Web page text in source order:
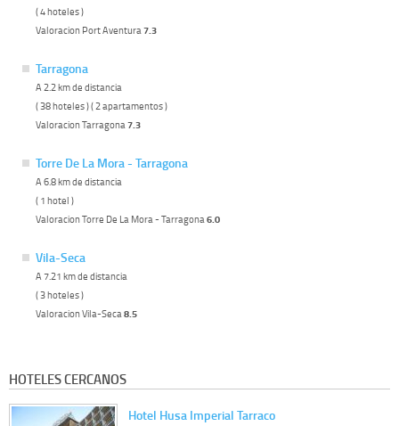
( 4 hoteles )
Valoracion Port Aventura 7.3
Tarragona
A 2.2 km de distancia
( 38 hoteles ) ( 2 apartamentos )
Valoracion Tarragona 7.3
Torre De La Mora - Tarragona
A 6.8 km de distancia
( 1 hotel )
Valoracion Torre De La Mora - Tarragona 6.0
Vila-Seca
A 7.21 km de distancia
( 3 hoteles )
Valoracion Vila-Seca 8.5
HOTELES CERCANOS
Hotel Husa Imperial Tarraco